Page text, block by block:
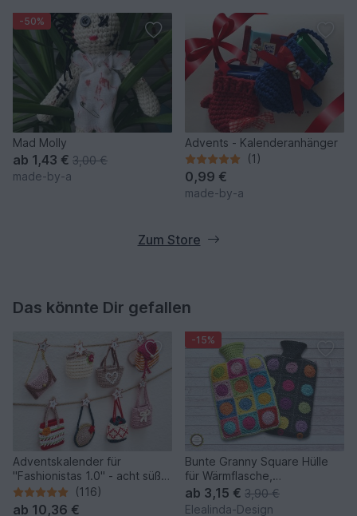
-50%
Mad Molly
ab 1,43 € 3,00 €
made-by-a
Advents - Kalenderanhänger
(1)
0,99 €
made-by-a
Zum Store
Das könnte Dir gefallen
Adventskalender für
"Fashionistas 1.0" - acht süße
Modelle
(116)
ab 10,36 €
-15%
Bunte Granny Square Hülle
für Wärmflasche,
Wärmflaschenbezug, PDF
ab 3,15 € 3,90 €
Elealinda-Design